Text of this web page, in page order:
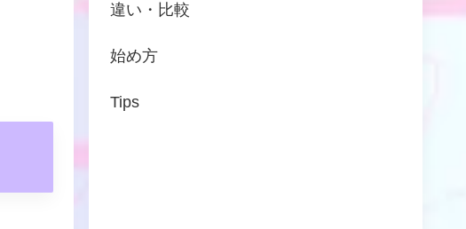
違い・比較
始め方
Tips